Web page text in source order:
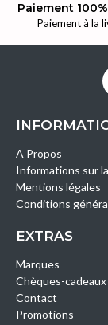
Paiement
Paiement à la
A Propos
Informations sur
Mentions légales
Conditions
EXTRAS
Marques
Chèques-cadeaux
Contact
Promotions